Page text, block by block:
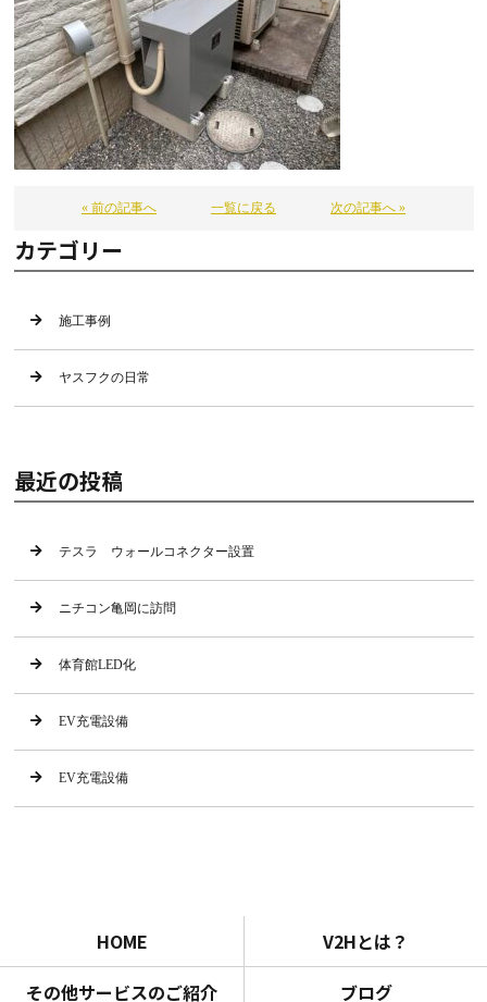
« 前の記事へ 一覧に戻る 次の記事へ »
カテゴリー
施工事例
ヤスフクの日常
最近の投稿
テスラ ウォールコネクター設置
ニチコン亀岡に訪問
体育館LED化
EV充電設備
EV充電設備
HOME
V2Hとは？
その他サービスのご紹介
ブログ